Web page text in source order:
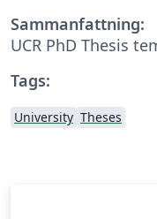
Sammanfattning:
UCR PhD Thesis
Tags:
University Theses